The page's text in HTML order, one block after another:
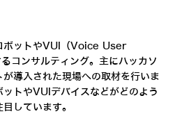
ボットやVUI（Voice User
コンサルティング。主にハッカソ
導入された現場への取材を行いま
トやVUIデバイスなどがどのよう
しています。